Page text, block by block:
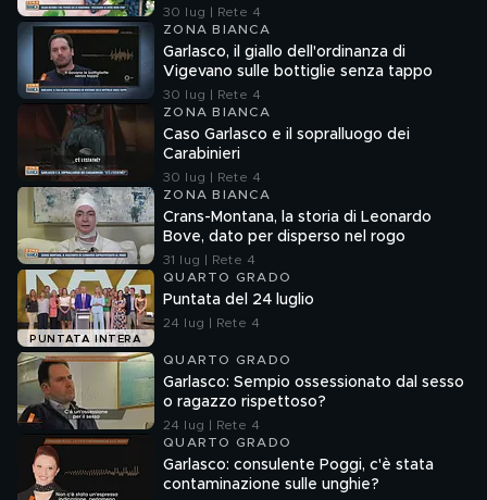
vino"
30 lug | Rete 4
ZONA BIANCA
Garlasco, il giallo dell'ordinanza di
Vigevano sulle bottiglie senza tappo
30 lug | Rete 4
ZONA BIANCA
Caso Garlasco e il sopralluogo dei
Carabinieri
30 lug | Rete 4
ZONA BIANCA
Crans-Montana, la storia di Leonardo
Bove, dato per disperso nel rogo
31 lug | Rete 4
PUNTATA INTERA
QUARTO GRADO
Puntata del 24 luglio
24 lug | Rete 4
QUARTO GRADO
Garlasco: Sempio ossessionato dal sesso
o ragazzo rispettoso?
24 lug | Rete 4
QUARTO GRADO
Garlasco: consulente Poggi, c'è stata
contaminazione sulle unghie?